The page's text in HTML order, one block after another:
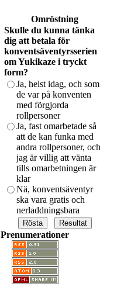
Omröstning
Skulle du kunna tänka
dig att betala för
konventsäventyrsserien
om Yukikaze i tryckt
form?
Ja, helst idag, och som
de var på konventen
med förgjorda
rollpersoner
Ja, fast omarbetade så
att de kan funka med
andra rollpersoner, och
jag är villig att vänta
tills omarbetningen är
klar
Nä, konventsäventyr
ska vara gratis och
nerladdningsbara
Prenumerationer